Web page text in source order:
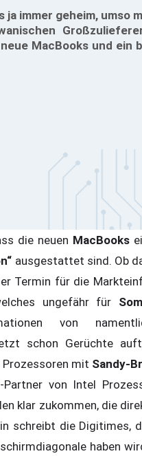
ja immer geheim, umso
MacBooks und ein
die neuen MacBooks
ausgestattet sind. Ob
Termin für die
ungefähr für
von
schon Gerüchte
Prozessoren mit Sandy-
von Intel
klar zukommen, die
schreibt die Digitimes,
haben